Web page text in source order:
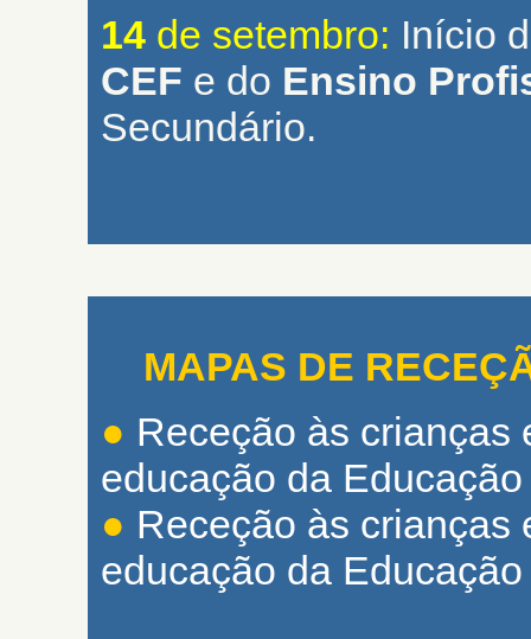
14 de setembro: Início
CEF e do Ensino
Secundário.
MAPAS DE
● Receção às crianças
educação da
● Receção às crianças
educação da